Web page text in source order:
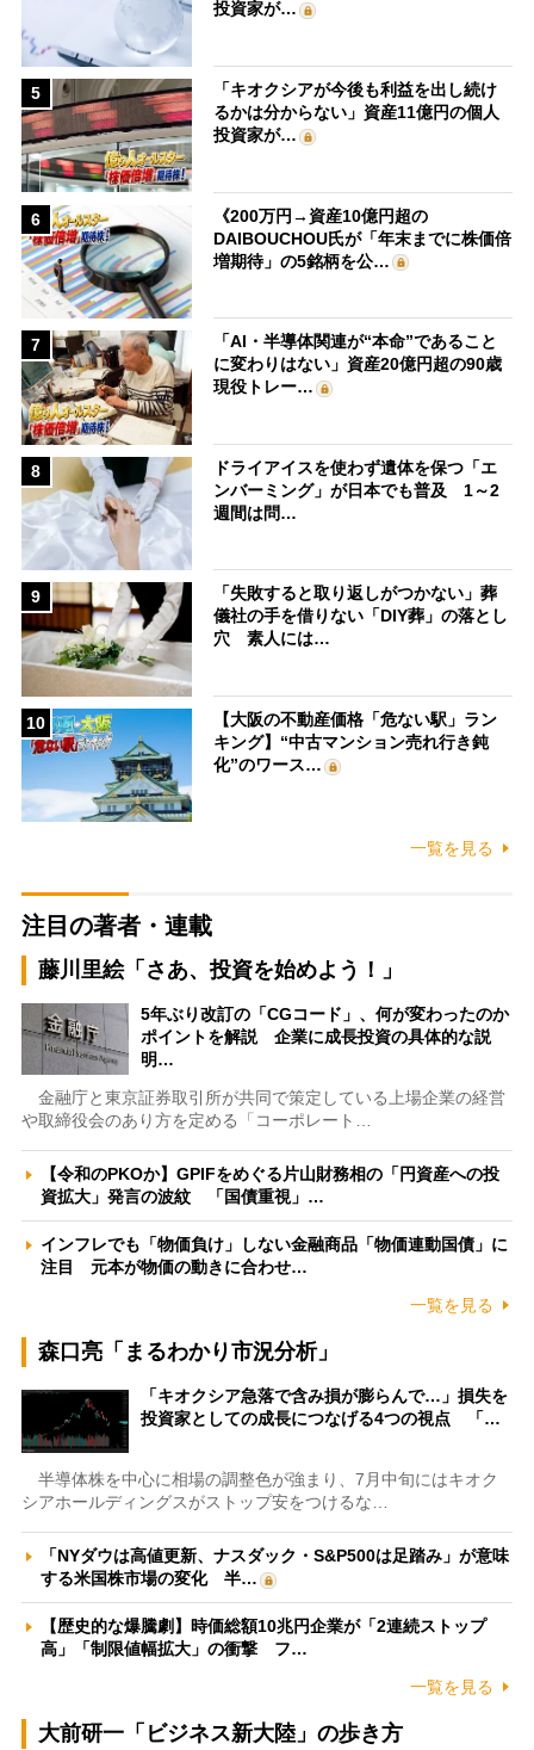
投資家が…
5
「キオクシアが今後も利益を出し続け
るかは分からない」資産11億円の個人
投資家が…
6
《200万円→資産10億円超の
DAIBOUCHOU氏が「年末までに株価倍
増期待」の5銘柄を公…
7
「AI・半導体関連が“本命”であること
に変わりはない」資産20億円超の90歳
現役トレー…
8
ドライアイスを使わず遺体を保つ「エ
ンバーミング」が日本でも普及 1～2
週間は問…
9
「失敗すると取り返しがつかない」葬
儀社の手を借りない「DIY葬」の落とし
穴 素人には…
10
【大阪の不動産価格「危ない駅」ラン
キング】“中古マンション売れ行き鈍
化”のワース…
一覧を見る
注目の著者・連載
藤川里絵「さあ、投資を始めよう！」
5年ぶり改訂の「CGコード」、何が変わったのか
ポイントを解説 企業に成長投資の具体的な説
明…
金融庁と東京証券取引所が共同で策定している上場企業の経営
や取締役会のあり方を定める「コーポレート…
【令和のPKOか】GPIFをめぐる片山財務相の「円資産への投
資拡大」発言の波紋 「国債重視」…
インフレでも「物価負け」しない金融商品「物価連動国債」に
注目 元本が物価の動きに合わせ…
一覧を見る
森口亮「まるわかり市況分析」
「キオクシア急落で含み損が膨らんで…」損失を
投資家としての成長につなげる4つの視点 「…
半導体株を中心に相場の調整色が強まり、7月中旬にはキオク
シアホールディングスがストップ安をつけるな…
「NYダウは高値更新、ナスダック・S&P500は足踏み」が意味
する米国株市場の変化 半…
【歴史的な爆騰劇】時価総額10兆円企業が「2連続ストップ
高」「制限値幅拡大」の衝撃 フ…
一覧を見る
大前研一「ビジネス新大陸」の歩き方